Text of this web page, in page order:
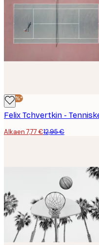
-40%*
Alkaen 7,77 €12,95 €